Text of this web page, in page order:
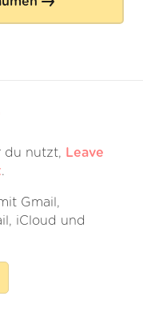
du nutzt,
Leave
.
Gmail,
iCloud und